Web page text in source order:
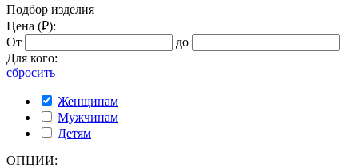
Подбор изделия
Цена (₽):
От
до
Для кого:
сбросить
Женщинам
Мужчинам
Детям
ОПЦИИ: